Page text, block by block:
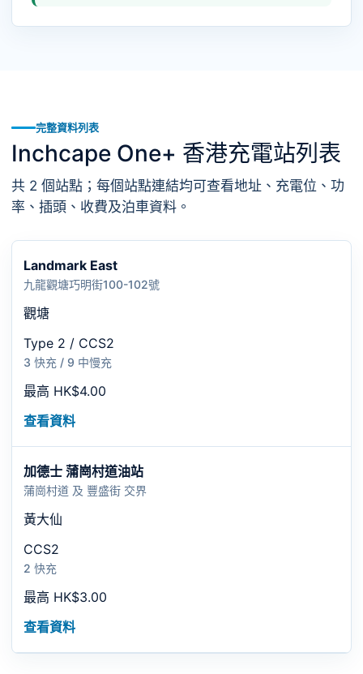
完整資料列表
Inchcape One+ 香港充電站列表
共 2 個站點；每個站點連結均可查看地址、充電位、功
率、插頭、收費及泊車資料。
Landmark East
九龍觀塘巧明街100-102號
觀塘
Type 2 / CCS2
3 快充 / 9 中慢充
最高 HK$4.00
查看資料
加德士 蒲崗村道油站
蒲崗村道 及 豐盛街 交界
黃大仙
CCS2
2 快充
最高 HK$3.00
查看資料